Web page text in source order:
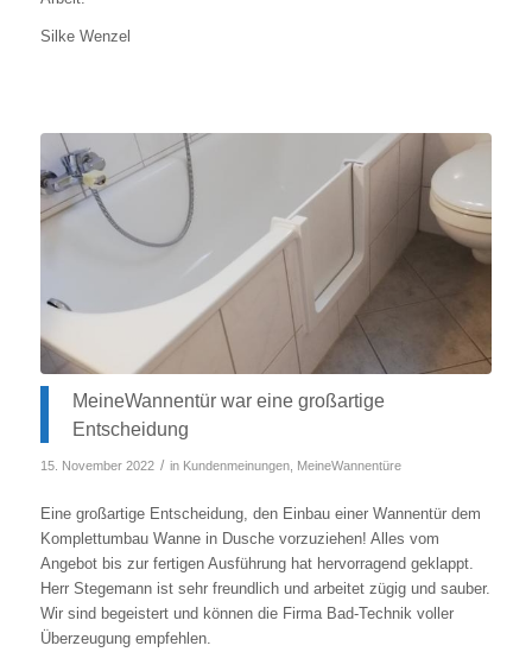
Silke Wenzel
MeineWannentür war eine großartige
Entscheidung
15. November 2022 / in Kundenmeinungen, MeineWannentüre
Eine großartige Entscheidung, den Einbau einer Wannentür dem
Komplettumbau Wanne in Dusche vorzuziehen! Alles vom
Angebot bis zur fertigen Ausführung hat hervorragend geklappt.
Herr Stegemann ist sehr freundlich und arbeitet zügig und sauber.
Wir sind begeistert und können die Firma Bad-Technik voller
Überzeugung empfehlen.